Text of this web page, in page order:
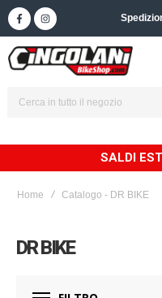
SALDI
Home Catalogo - DR BIKE
DR BIKE